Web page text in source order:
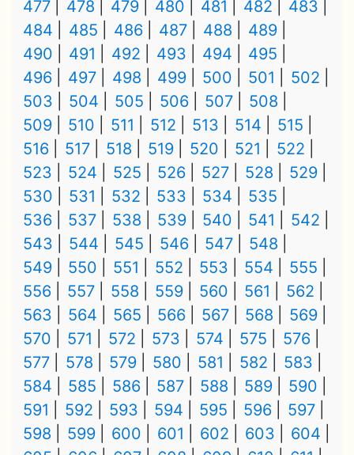
477 478 479 480 481 482
483
484
485 486 487 488
489
490
491 492 493 494
495
496
497 498 499 500 501
502
503
504 505 506 507
508
509
510 511 512 513 514
515
516
517 518 519 520 521
522
523
524 525 526 527 528
529
530
531 532 533 534
535
536
537 538 539 540 541
542
543
544 545 546 547
548
549
550 551 552 553 554
555
556
557 558 559 560 561
562
563
564 565 566 567 568
569
570
571 572 573 574 575
576
577
578 579 580 581 582
583
584
585 586 587 588 589
590
591
592 593 594 595 596
597
598
599 600 601 602 603
604